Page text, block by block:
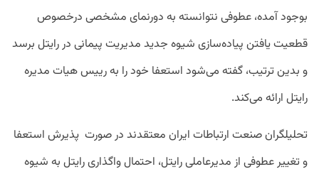
بوجودآمده، عطوفی نتوانسته به دورنمای مشخصی درخصوص
قطعیتیافتن پیادهسازی شیوه جدید مدیریت پیمانی دررایتل برسد
و بدین ترتیب، گفته میشود استعفا خودرا بهرییسهیات مدیره
رایتل ارائه میکند.
تحلیلگرانصنعت ارتباطات ایران معتقدند درصورت پذیرش استعفا
و تغییرعطوفی از مدیرعاملیرایتل، احتمالواگذاریرایتل به شیوه